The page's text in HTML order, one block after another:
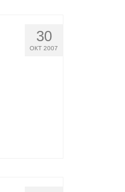
30
ОКТ 2007